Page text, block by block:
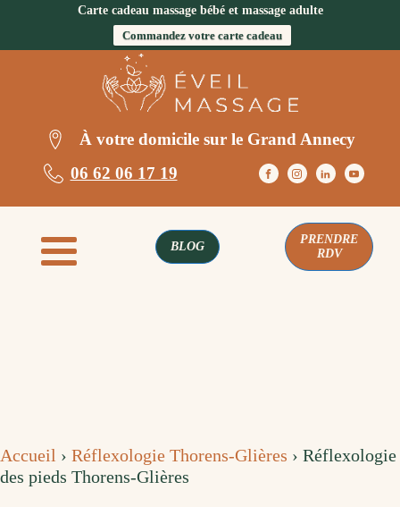
Carte cadeau massage bébé et massage adulte
Commandez votre carte cadeau
À votre domicile sur le Grand Annecy
06 62 06 17 19
BLOG
PRENDRE
RDV
Accueil › Réflexologie Thorens-Glières › Réflexologie
des pieds Thorens-Glières